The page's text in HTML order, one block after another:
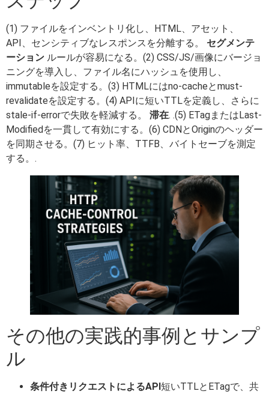
(1) ファイルをインベントリ化し、HTML、アセット、
API、センシティブなレスポンスを分離する。 セグメンテ
ーション ルールが容易になる。(2) CSS/JS/画像にバージョ
ニングを導入し、ファイル名にハッシュを使用し、
immutableを設定する。(3) HTMLにはno-cacheとmust-
revalidateを設定する。(4) APIに短いTTLを定義し、さらに
stale-if-errorで失敗を軽減する。 滞在. .(5) ETagまたはLast-
Modifiedを一貫して有効にする。(6) CDNとOriginのヘッダー
を同期させる。(7) ヒット率、TTFB、バイトセーブを測定
する。.
その他の実践的事例とサンプ
ル
条件付きリクエストによるAPI短いTTLとETagで、共